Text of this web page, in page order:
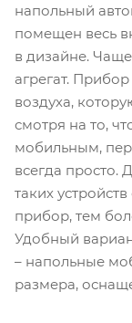
напольный
помещен весь
в дизайне.
агрегат.
воздуха,
смотря на то,
мобильным,
всегда просто.
таких
прибор, тем
Удобный
– напольные
размера,